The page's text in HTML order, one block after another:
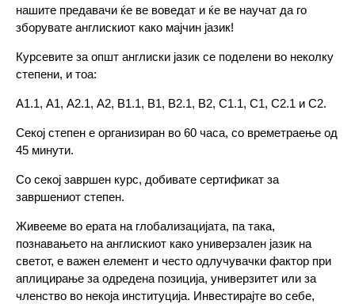
нашите предавачи ќе ве воведат и ќе ве научат да го
зборувате англискиот како мајчин јазик!
Курсевите за општ англиски јазик се поделени во неколку
степени, и тоа:
А1.1, А1, А2.1, А2, B1.1, B1, B2.1, B2, C1.1, C1, C2.1 и C2.
Секој степен е организиран во 60 часа, со времетраење од
45 минути.
Со секој завршен курс, добивате сертификат за
завршениот степен.
Живееме во ерата на глобализацијата, па така,
познавањето на англискиот како универзален јазик на
светот, е важен елемент и често одлучувачки фактор при
аплицирање за одредена позиција, универзитет или за
членство во некоја институција. Инвестирајте во себе,